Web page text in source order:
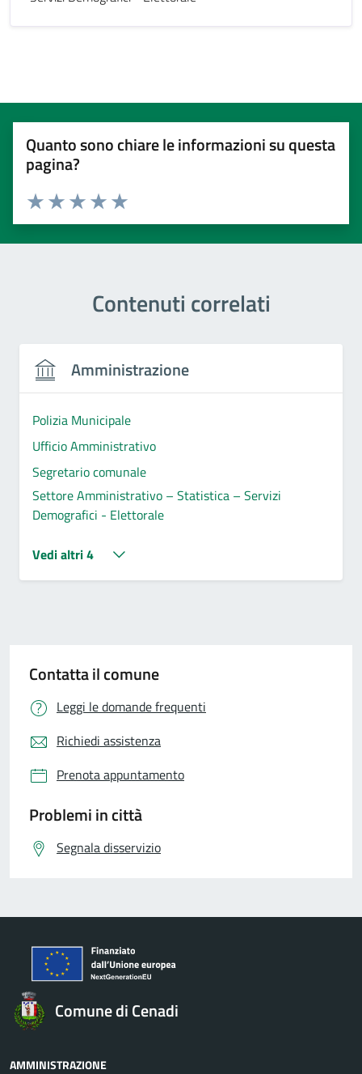
Quanto sono chiare le informazioni su questa
pagina?
Valuta 5 stelle su 5
Valuta 4 stelle su 5
Valuta 3 stelle su 5
Valuta 2 stelle su 5
Valuta 1 stelle su 5
Contenuti correlati
Amministrazione
Polizia Municipale
Ufficio Amministrativo
Segretario comunale
Settore Amministrativo – Statistica – Servizi
Demografici - Elettorale
Vedi altri 4
Contatta il comune
Leggi le domande frequenti
Richiedi assistenza
Prenota appuntamento
Problemi in città
Segnala disservizio
Comune di Cenadi
AMMINISTRAZIONE